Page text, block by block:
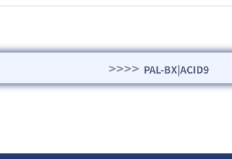
>>>> PAL-BX|ACID9